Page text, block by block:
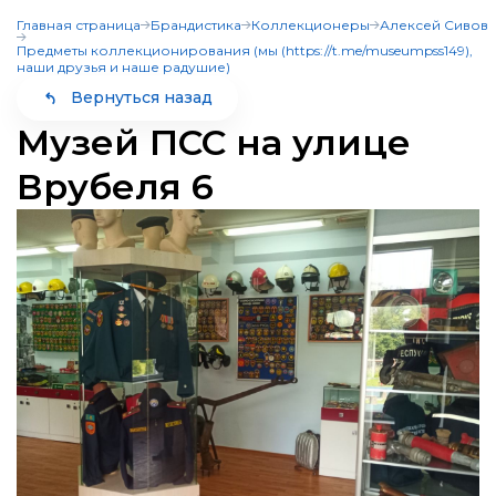
Пожарно-техническая
выставка
Алексей Сивов
Предметы коллекционирования (мы
(https://t.me/museumpss149), наши друзья и наше радушие)
Категории
Главная страница Брандистика Коллекционеры
Алексей Сивов
Предметы коллекционирования (мы (https://t.me/museumpss149),
наши друзья и наше радушие)
Вернуться назад
Музей ПСС на улице
Врубеля 6
Субъекты
Музеи и памятные места
Аллея славы
Память и слава
Олимпиады
Конкурс знатоки
Проверь себя
Огонь-друг, Огонь-враг